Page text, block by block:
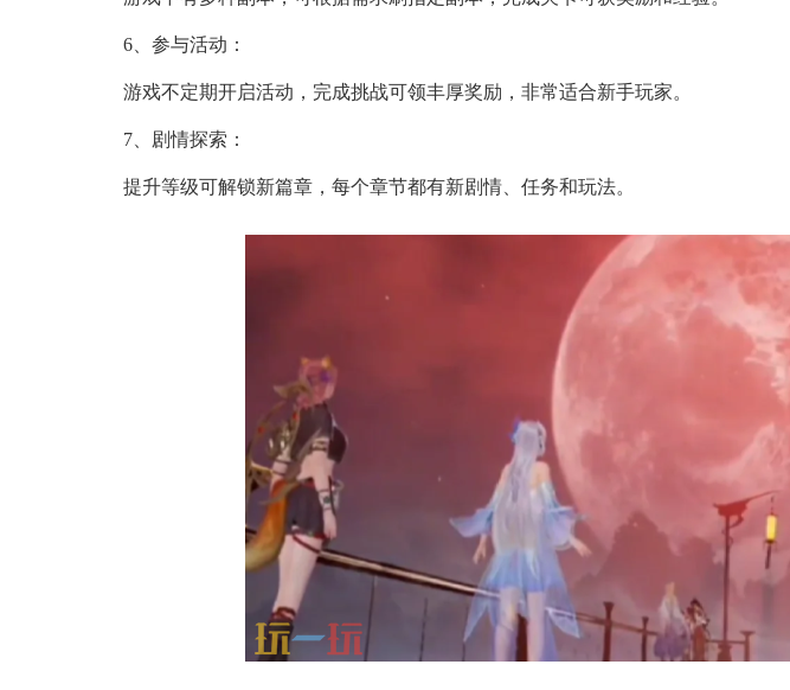
6、参与活动：
游戏不定期开启活动，完成挑战可领丰厚奖励，非常适合新手玩家。
7、剧情探索：
提升等级可解锁新篇章，每个章节都有新剧情、任务和玩法。